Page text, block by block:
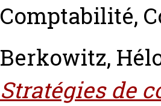
Comptabilité,
Berkowitz,
Stratégies de